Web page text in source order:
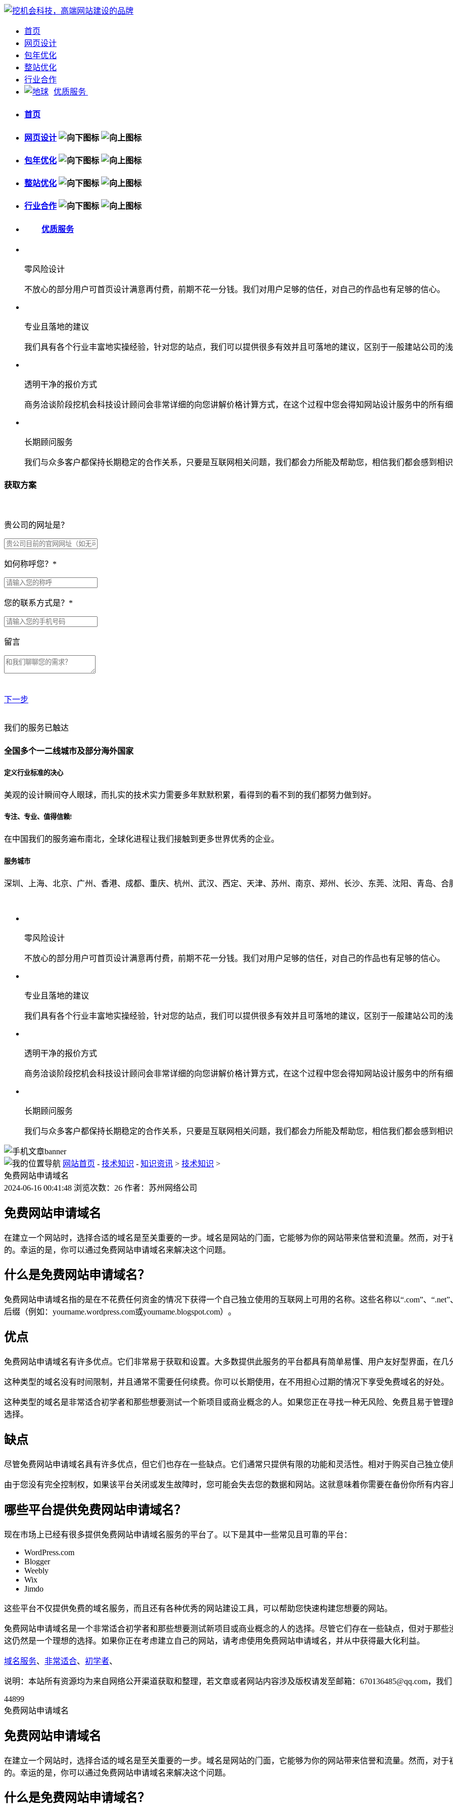
首页
网页设计
包年优化
整站优化
行业合作
优质服务
首页
网页设计
包年优化
整站优化
行业合作
优质服务
零风险设计
不放心的部分用户可首页设计满意再付费，前期不花一分钱。我们对用户足够的信任，对自己的作品也有足够的信心。
专业且落地的建议
我们具有各个行业丰富地实操经验，针对您的站点，我们可以提供很多有效并且可落地的建议，区别于一般建站公司的
透明干净的报价方式
商务洽谈阶段挖机会科技设计顾问会非常详细的向您讲解价格计算方式，在这个过程中您会得知网站设计服务中的所有
长期顾问服务
我们与众多客户都保持长期稳定的合作关系，只要是互联网相关问题，我们都会力所能及帮助您，相信我们都会感到相
获取方案
贵公司的网址是？
如何称呼您？ *
您的联系方式是？ *
留言
下一步
贵公司预算范围是？
贵公司的团队规模是？
从哪里了解到我们？
我们的服务已触达
全国多个一二线城市及部分海外国家
定义行业标准的决心
美观的设计瞬间夺人眼球，而扎实的技术实力需要多年默默积累，看得到的看不到的我们都努力做到好。
专注、专业、值得信赖!
在中国我们的服务遍布南北，全球化进程让我们接触到更多世界优秀的企业。
服务城市
深圳、上海、北京、广州、香港、成都、重庆、杭州、武汉、西定、天津、苏州、南京、郑州、长沙、东莞、沈阳、青岛、合
零风险设计
不放心的部分用户可首页设计满意再付费，前期不花一分钱。我们对用户足够的信任，对自己的作品也有足够的信心。
专业且落地的建议
我们具有各个行业丰富地实操经验，针对您的站点，我们可以提供很多有效并且可落地的建议，区别于一般建站公司的
透明干净的报价方式
商务洽谈阶段挖机会科技设计顾问会非常详细的向您讲解价格计算方式，在这个过程中您会得知网站设计服务中的所有
长期顾问服务
我们与众多客户都保持长期稳定的合作关系，只要是互联网相关问题，我们都会力所能及帮助您，相信我们都会感到相
网站首页 - 技术知识 - 知识资讯 > 技术知识 >
免费网站申请域名
2024-06-16 00:41:48 浏览次数：26 作者：苏州网络公司
免费网站申请域名
在建立一个网站时，选择合适的域名是至关重要的一步。域名是网站的门面，它能够为你的网站带来信誉和流量。然而，对
的。幸运的是，你可以通过免费网站申请域名来解决这个问题。
什么是免费网站申请域名？
免费网站申请域名指的是在不花费任何资金的情况下获得一个自己独立使用的互联网上可用的名称。这些名称以“.com”、
后缀（例如：yourname.wordpress.com或yourname.blogspot.com）。
优点
免费网站申请域名有许多优点。它们非常易于获取和设置。大多数提供此服务的平台都具有简单易懂、用户友好型界面，在几
这种类型的域名没有时间限制，并且通常不需要任何续费。你可以长期使用，在不用担心过期的情况下享受免费域名的好处。
这种类型的域名是非常适合初学者和那些想要测试一个新项目或商业概念的人。如果您正在寻找一种无风险、免费且易于管
选择。
缺点
尽管免费网站申请域名具有许多优点，但它们也存在一些缺点。它们通常只提供有限的功能和灵活性。相对于购买自己独立
由于您没有完全控制权，如果该平台关闭或发生故障时，您可能会失去您的数据和网站。这就意味着你需要在备份你所有内容
哪些平台提供免费网站申请域名？
现在市场上已经有很多提供免费网站申请域名服务的平台了。以下是其中一些常见且可靠的平台：
WordPress.com
Blogger
Weebly
Wix
Jimdo
这些平台不仅提供免费的域名服务，而且还有各种优秀的网站建设工具，可以帮助您快速构建您想要的网站。
免费网站申请域名是一个非常适合初学者和那些想要测试新项目或商业概念的人的选择。尽管它们存在一些缺点，但对于那
这仍然是一个理想的选择。如果你正在考虑建立自己的网站，请考虑使用免费网站申请域名，并从中获得最大化利益。
域名服务、 非常适合、 初学者、
说明：本站所有资源均为来自网络公开渠道获取和整理，若文章或者网站内容涉及版权请发至邮箱：670136485@qq.com，我
44899
免费网站申请域名
免费网站申请域名
在建立一个网站时，选择合适的域名是至关重要的一步。域名是网站的门面，它能够为你的网站带来信誉和流量。然而，对
的。幸运的是，你可以通过免费网站申请域名来解决这个问题。
什么是免费网站申请域名？